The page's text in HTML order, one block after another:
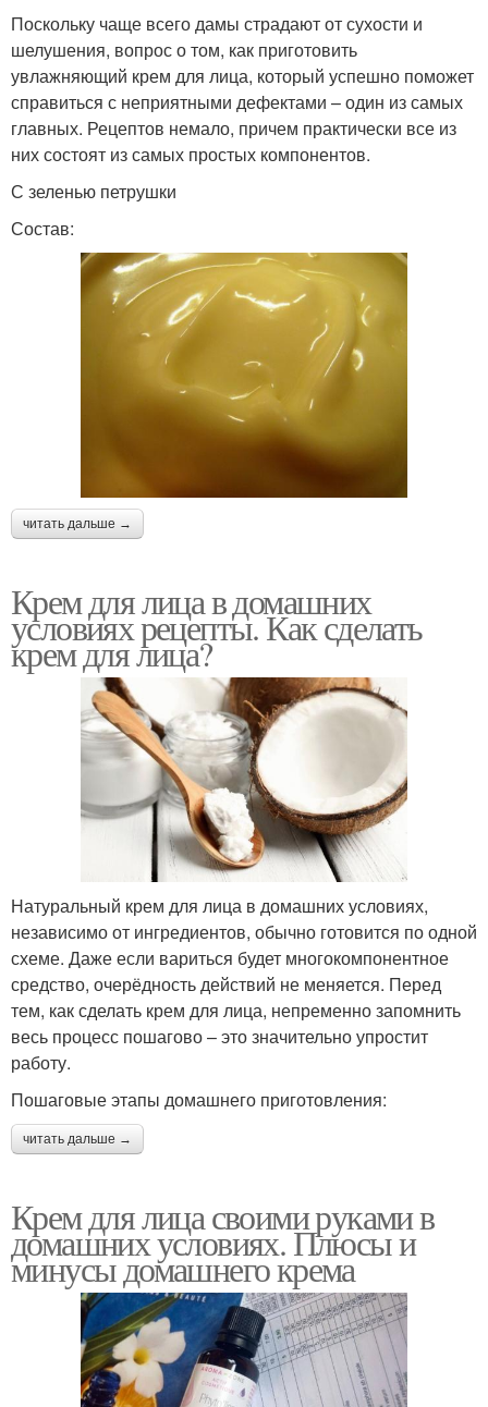
Поскольку чаще всего дамы страдают от сухости и
шелушения, вопрос о том, как приготовить
увлажняющий крем для лица, который успешно поможет
справиться с неприятными дефектами – один из самых
главных. Рецептов немало, причем практически все из
них состоят из самых простых компонентов.
С зеленью петрушки
Состав:
читать дальше →
Крем для лица в домашних
условиях рецепты. Как сделать
крем для лица?
Натуральный крем для лица в домашних условиях,
независимо от ингредиентов, обычно готовится по одной
схеме. Даже если вариться будет многокомпонентное
средство, очерёдность действий не меняется. Перед
тем, как сделать крем для лица, непременно запомнить
весь процесс пошагово – это значительно упростит
работу.
Пошаговые этапы домашнего приготовления:
читать дальше →
Крем для лица своими руками в
домашних условиях. Плюсы и
минусы домашнего крема